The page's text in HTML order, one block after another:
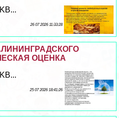
26 07 2026 11:33:28
ОЦЕНКА
25 07 2026 18:41:26